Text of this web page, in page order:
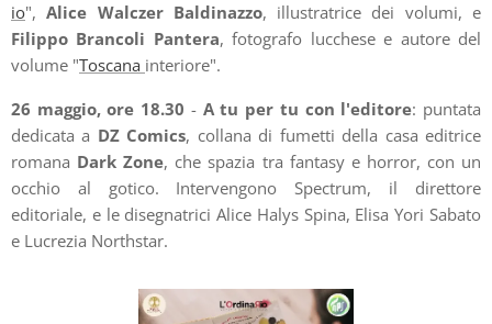
io",Alice Walczer Baldinazzo, illustratrice dei volumi, e
Filippo Brancoli Pantera, fotografo lucchese e autore del
volume "Toscana interiore".
26 maggio, ore 18.30 - A tu per tu con l'editore: puntata
dedicata a DZ Comics, collana di fumetti della casa editrice
romana Dark Zone, che spazia tra fantasy e horror, con un
occhio al gotico. Intervengono Spectrum, il direttore
editoriale, e le disegnatrici Alice Halys Spina, Elisa Yori Sabato
e Lucrezia Northstar.